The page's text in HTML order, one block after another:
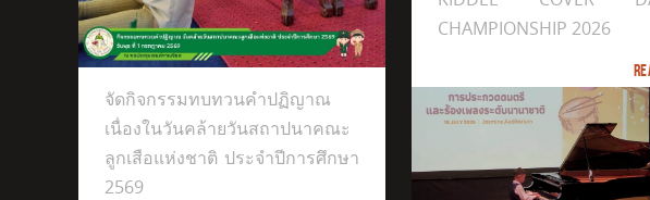
จัดกิจกรรมทบทวนคำปฏิญาณ
เนื่องในวันคล้ายวันสถาปนาคณะ
ลูกเสือแห่งชาติ​ ประจำปีการศึกษา
2569
CHAMPIONSHIP 2026